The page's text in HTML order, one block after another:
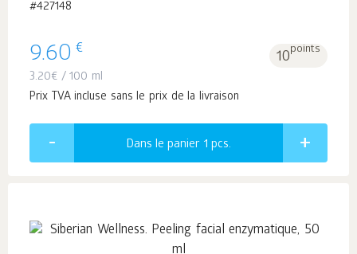
#427148
9.60 € 10points
3.20€ / 100 ml
Prix TVA incluse sans le prix de la livraison
Dans le panier 1 pcs.